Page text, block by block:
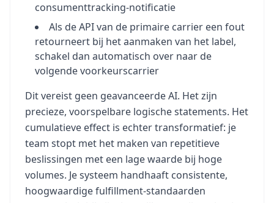
consumenttracking-notificatie
Als de API van de primaire carrier een fout
retourneert bij het aanmaken van het label,
schakel dan automatisch over naar de
volgende voorkeurscarrier
Dit vereist geen geavanceerde AI. Het zijn
precieze, voorspelbare logische statements. Het
cumulatieve effect is echter transformatief: je
team stopt met het maken van repetitieve
beslissingen met een lage waarde bij hoge
volumes. Je systeem handhaaft consistente,
hoogwaardige fulfillment-standaarden